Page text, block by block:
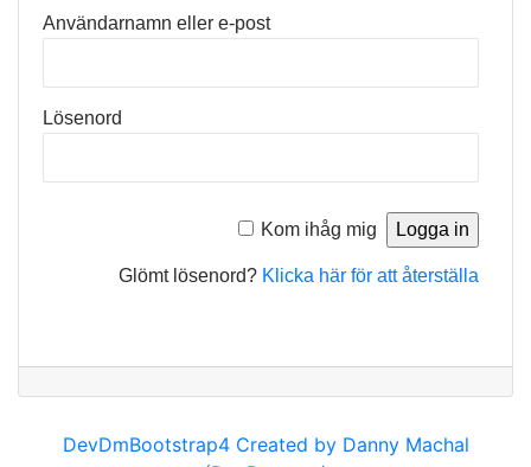
Användarnamn eller e-post
Lösenord
Kom ihåg mig
Glömt lösenord? Klicka här för att återställa
DevDmBootstrap4 Created by Danny Machal